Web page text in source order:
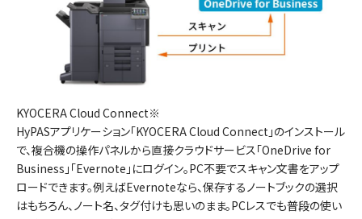
KYOCERA Cloud Connect※
HyPASアプリケーション「KYOCERA Cloud Connect」のインストール
で、複合機の操作パネルから直接クラウドサービス「OneDrive for
Business」「Evernote」にログイン。PC不要でスキャン文書をアップ
ロードできます。例えばEvernoteなら、保存するノートブックの選択
はもちろん、ノート名、タグ付けも思いのまま。PCレスでも普段の使い